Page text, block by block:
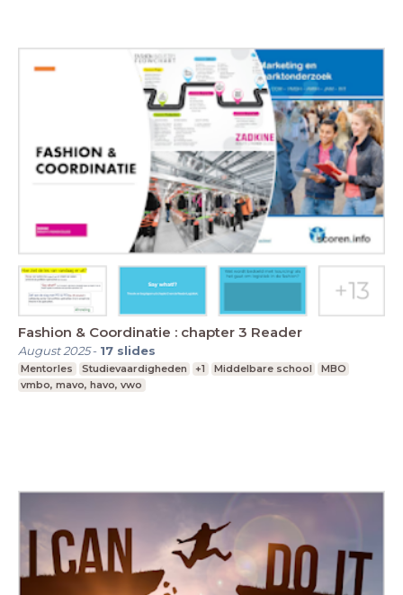
Fashion & Coordinatie : chapter 3 Reader
August 2025- 17 slides
Mentorles Studievaardigheden +1 Middelbare school
MBO
vmbo, mavo, havo, vwo